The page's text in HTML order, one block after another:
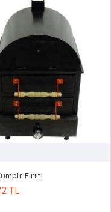
Fırını
TL